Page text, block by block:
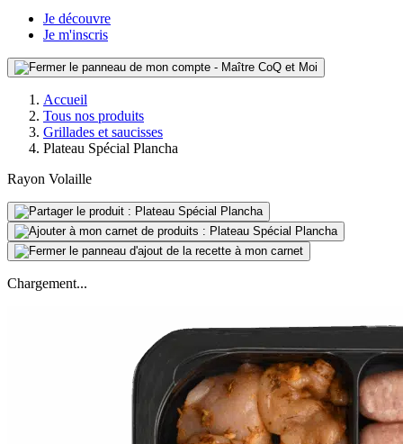
Je découvre
Je m'inscris
Accueil
Tous nos produits
Grillades et saucisses
Plateau Spécial Plancha
Rayon Volaille
Chargement...